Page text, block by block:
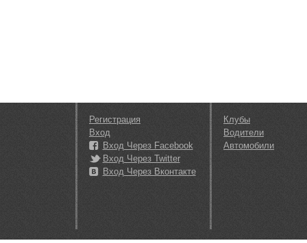
Регистрация
Вход
Вход Через Facebook
Вход Через Twitter
Вход Через Вконтакте
Клубы
Водители
Автомобили